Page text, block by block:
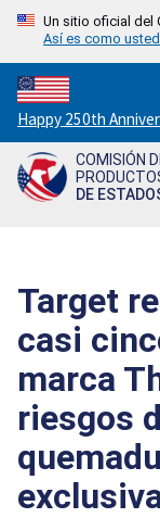
Un sitio oficial del
Así es como
Countdown
to
America's
250th
Happy 250th
COMISIÓN
DE
Target
casi
marca
riesgos